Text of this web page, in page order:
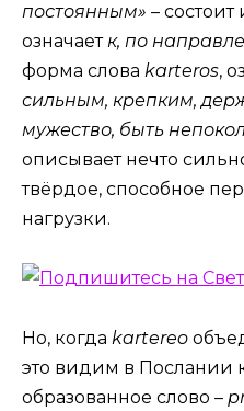
постоянным» – состоит
означаетк, по
форма слова karteros,
сильным, крепким,
мужество, быть
описывает нечто
твёрдое, способное
нагрузки.
Но, когда kartereo
это видим в Послании
образованное слово –